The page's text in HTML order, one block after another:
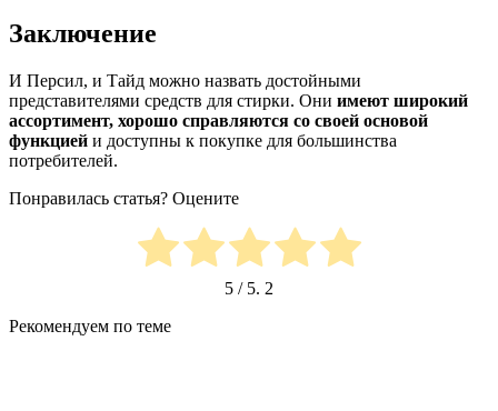
Заключение
И Персил, и Тайд можно назвать достойными
представителями средств для стирки. Они имеют широкий
ассортимент, хорошо справляются со своей основой
функцией и доступны к покупке для большинства
потребителей.
Понравилась статья? Оцените
5 / 5. 2
Рекомендуем по теме